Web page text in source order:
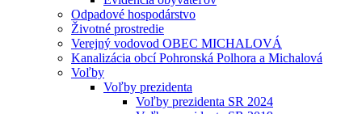
Odpadové hospodárstvo
Životné prostredie
Verejný vodovod OBEC MICHALOVÁ
Kanalizácia obcí Pohronská Polhora a Michalová
Voľby
Voľby prezidenta
Voľby prezidenta SR 2024